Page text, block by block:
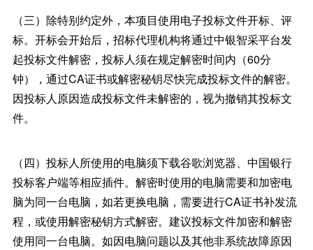
（三）除特别约定外，本项目使用电子投标文件开标、评
标。开标会开始后，招标代理机构将通过中银智采平台发
起投标文件解密，投标人须在规定解密时间内（60分
钟），通过CA证书或解密秘钥尽快完成投标文件的解密。
因投标人原因造成投标文件未解密的，视为撤销其投标文
件。
（四）投标人所使用的电脑须下载谷歌浏览器、中国银行
投标客户端等相应插件。解密时使用的电脑需要和加密电
脑为同一台电脑，如若更换电脑，需要进行CA证书补发流
程，或使用解密秘钥方式解密。建议投标文件加密和解密
使用同一台电脑。如因电脑问题以及其他非系统故障原因